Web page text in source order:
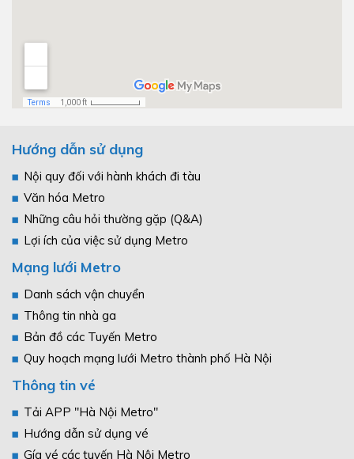
Hướng dẫn sử dụng
Nội quy đối với hành khách đi tàu
Văn hóa Metro
Những câu hỏi thường gặp (Q&A)
Lợi ích của việc sử dụng Metro
Mạng lưới Metro
Danh sách vận chuyển
Thông tin nhà ga
Bản đồ các Tuyến Metro
Quy hoạch mạng lưới Metro thành phố Hà Nội
Thông tin vé
Tải APP "Hà Nội Metro"
Hướng dẫn sử dụng vé
Gía vé các tuyến Hà Nội Metro